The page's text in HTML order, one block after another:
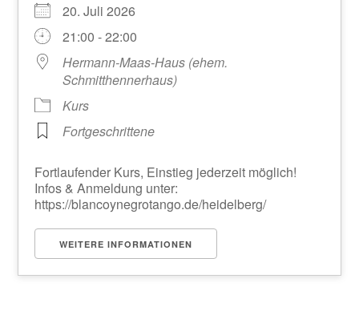
20. Juli 2026
21:00 - 22:00
Hermann-Maas-Haus (ehem.
Schmitthennerhaus)
Kurs
Fortgeschrittene
Fortlaufender Kurs, Einstieg jederzeit möglich!
Infos & Anmeldung unter:
https://blancoynegrotango.de/heidelberg/
WEITERE INFORMATIONEN